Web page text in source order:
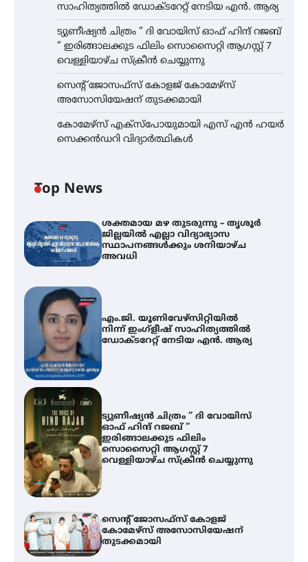
സാഹിത്യത്തിൽ ഡോക്ടറേറ്റ് നേടിയ എൻ. ആര്യ
ട്യുണീഷ്യൻ ചിത്രം ” ദി വോയിസ് ഓഫ് ഹിന്ദ് റജബ്
” ഇരിങ്ങാലക്കുട ഫിലിം സൊസൈറ്റി ആഗസ്റ്റ് 7
വെള്ളിയാഴ്ച സ്‌ക്രീൻ ചെയ്യുന്നു
സെന്റ് ജോസഫ്സ് കോളജ് കോമേഴ്‌സ്
അസോസിയേഷന് തുടക്കമായി
കോമേഴ്സ് എക്സ്പോയുമായി എസ് എൻ ഹയർ
സെക്കൻഡറി വിദ്യാർത്ഥികൾ
Top News
ശക്തമായ മഴ തുടരുന്നു – തൃശൂർ
ജില്ലയിൽ എല്ലാ വിദ്യാഭ്യാസ
സ്ഥാപനങ്ങൾക്കും ശനിയാഴ്ച
അവധി
എം.ജി. യൂണിവേഴ്‌സിറ്റിയിൽ
നിന്ന് ഇംഗ്ളീഷ് സാഹിത്യത്തിൽ
ഡോക്ടറേറ്റ് നേടിയ എൻ. ആര്യ
ട്യുണീഷ്യൻ ചിത്രം ” ദി വോയിസ്
ഓഫ് ഹിന്ദ് റജബ് ”
ഇരിങ്ങാലക്കുട ഫിലിം
സൊസൈറ്റി ആഗസ്റ്റ് 7
വെള്ളിയാഴ്ച സ്‌ക്രീൻ ചെയ്യുന്നു
സെന്റ് ജോസഫ്സ് കോളജ്
കോമേഴ്‌സ് അസോസിയേഷന്
തുടക്കമായി